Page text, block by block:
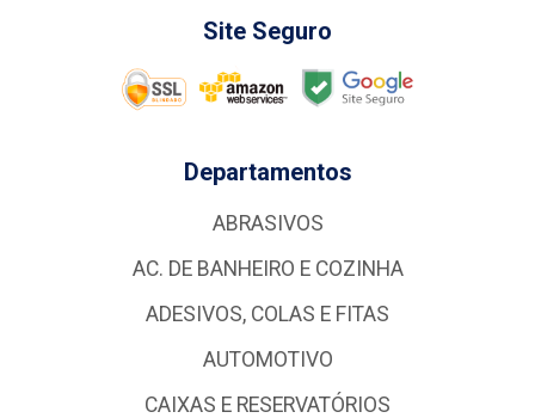
Site Seguro
Departamentos
ABRASIVOS
AC. DE BANHEIRO E COZINHA
ADESIVOS, COLAS E FITAS
AUTOMOTIVO
CAIXAS E RESERVATÓRIOS